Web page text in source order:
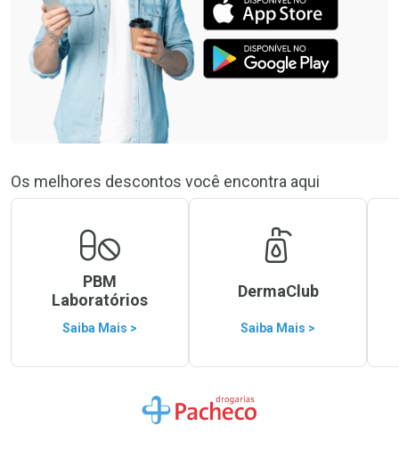
Os melhores descontos você encontra aqui
PBM
Laboratórios
Saiba Mais >
DermaClub
Saiba Mais >
Ir para a Home